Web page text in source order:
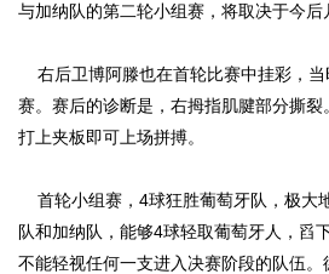
与加纳队的第二轮小组赛，将取决于今后
右后卫博阿滕也在首轮比赛中挂彩，
赛。赛后的诊断是，右拇指肌腱部分撕
打上夹板即可上场拼搏。
首轮小组赛，4球狂胜葡萄牙队，极大
队和加纳队，能够4球轻取葡萄牙人，舀
不能轻视任何一支进入决赛阶段的队伍